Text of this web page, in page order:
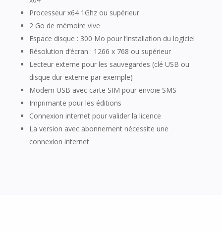
Processeur x64 1Ghz ou supérieur
2 Go de mémoire vive
Espace disque : 300 Mo pour l’installation du logiciel
Résolution d’écran : 1266 x 768 ou supérieur
Lecteur externe pour les sauvegardes (clé USB ou
disque dur externe par exemple)
Modem USB avec carte SIM pour envoie SMS
Imprimante pour les éditions
Connexion internet pour valider la licence
La version avec abonnement nécessite une
connexion internet